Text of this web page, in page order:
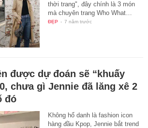
thời trang", đây chính là 3 món
mà chuyên trang Who What…
ĐẸP - 7 năm trước
được dự đoán sẽ “khuấy
chưa gì Jennie đã lăng xê 2
đó
Không hổ danh là fashion icon
hàng đầu Kpop, Jennie bắt trend